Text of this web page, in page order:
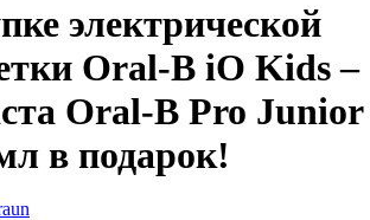
электрической
Oral-B iO Kids –
Oral-B Pro Junior
в подарок!